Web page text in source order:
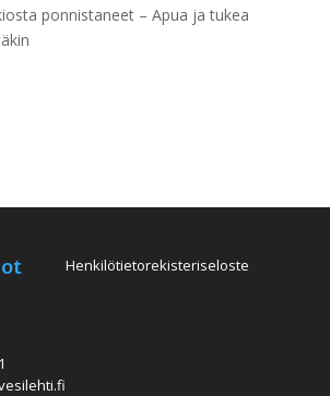
ponnistaneet – Apua ja tukea
Henkilötietorekisteriseloste